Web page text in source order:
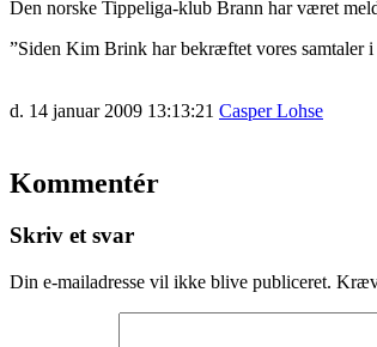
Den norske Tippeliga-klub Brann har været
”Siden Kim Brink har bekræftet vores samtaler
d. 14 januar 2009 13:13:21 Casper Lohse
Kommentér
Skriv et svar
Din e-mailadresse vil ikke blive publiceret.